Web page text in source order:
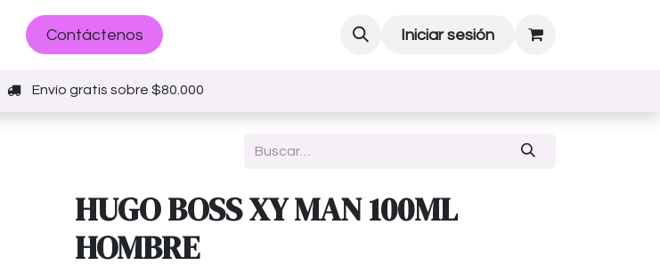
Contáctenos Iniciar sesión
Envío gratis sobre $80.000
HUGO BOSS XY MAN 100ML
HOMBRE